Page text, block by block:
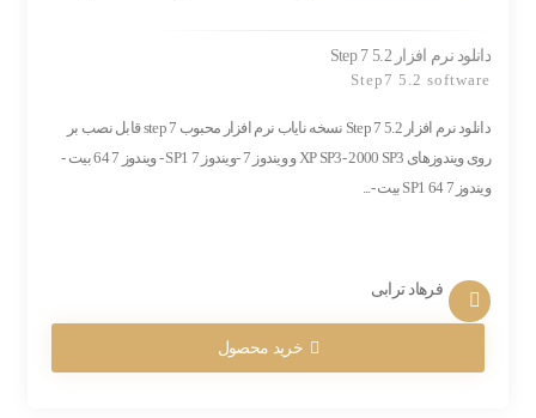
دانلود نرم افزار Step 7 5.2
Step7 5.2 software
دانلود نرم افزار Step 7 5.2 نسخه نایاب نرم افزار محبوب step 7 قابل نصب بر
روی ویندوزهای XP SP3- 2000 SP3 و ویندوز 7 -ویندوز 7 SP1 - ویندوز 7 64 بیت -
ویندوز 7 SP1 64 بیت -...
فرهاد ترابی
خرید محصول